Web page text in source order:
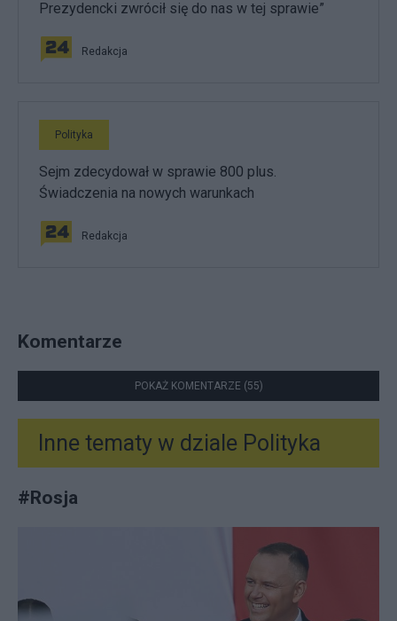
Prezydencki zwrócił się do nas w tej sprawie”
Redakcja
Polityka
Sejm zdecydował w sprawie 800 plus.
Świadczenia na nowych warunkach
Redakcja
Komentarze
POKAŻ KOMENTARZE (55)
Inne tematy w dziale Polityka
#Rosja